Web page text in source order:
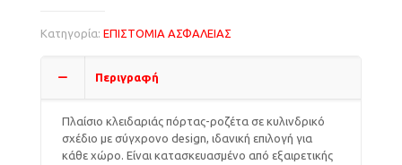
Κατηγορία: ΕΠΙΣΤΟΜΙΑ ΑΣΦΑΛΕΙΑΣ
Περιγραφή
Πλαίσιο κλειδαριάς πόρτας-ροζέτα σε κυλινδρικό
σχέδιο με σύγχρονο design, ιδανική επιλογή για
κάθε χώρο. Είναι κατασκευασμένο από εξαιρετικής